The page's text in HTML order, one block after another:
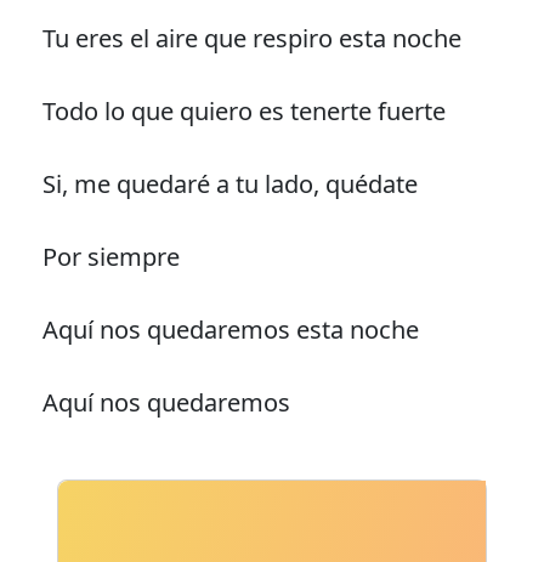
Tu eres el aire que respiro esta noche
Todo lo que quiero es tenerte fuerte
Si, me quedaré a tu lado, quédate
Por siempre
Aquí nos quedaremos esta noche
Aquí nos quedaremos